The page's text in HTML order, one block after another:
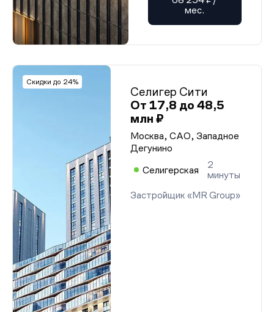
мес.
Скидки до 24%
Селигер Сити
От 17,8 до 48,5
млн ₽
Москва, САО, Западное
Дегунино
Селигерская
2
минуты
Застройщик «MR Group»